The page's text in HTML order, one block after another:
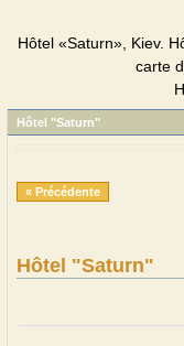
Hôtel «Saturn», Kiev.
carte
Hôtel "Saturn"
« Précédente
Hôtel "Saturn"